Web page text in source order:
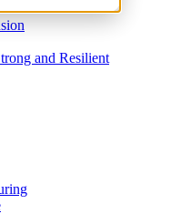
and Resilient